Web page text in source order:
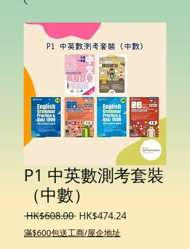
P1 中英數測考套裝
（中數）
HK$608.00 一
般
HK$474.24促
滿$600包送工商/屋企地址